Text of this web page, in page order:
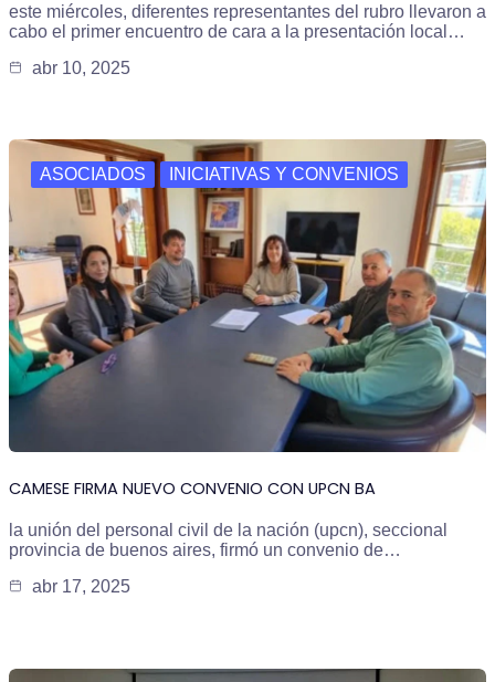
este miércoles, diferentes representantes del rubro llevaron a
cabo el primer encuentro de cara a la presentación local…
abr 10, 2025
ASOCIADOS INICIATIVAS Y CONVENIOS
CAMESE FIRMA NUEVO CONVENIO CON UPCN BA
la unión del personal civil de la nación (upcn), seccional
provincia de buenos aires, firmó un convenio de…
abr 17, 2025